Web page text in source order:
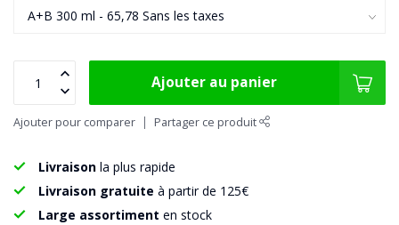
Ajouter au panier
Ajouter pour comparer Partager ce produit
Livraison la plus rapide
Livraison gratuite à partir de 125€
Large assortiment en stock